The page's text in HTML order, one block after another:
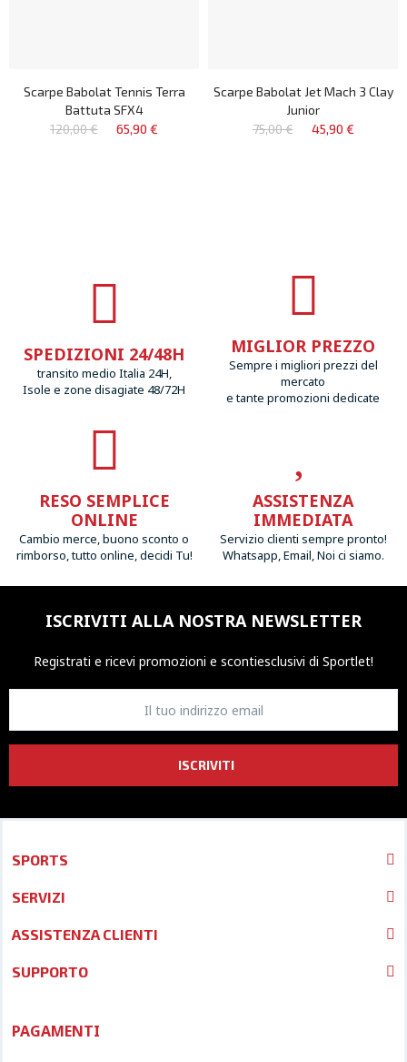
Scarpe Babolat Tennis Terra
Battuta SFX4
120,00 €
65,90 €
Scarpe Babolat Jet Mach 3 Clay
Junior
75,00 €
45,90 €
SPEDIZIONI 24/48H
transito medio Italia 24H,
Isole e zone disagiate 48/72H
MIGLIOR PREZZO
Sempre i migliori prezzi del
mercato
e tante promozioni dedicate
RESO SEMPLICE
ONLINE
Cambio merce, buono sconto o
rimborso, tutto online, decidi Tu!
ASSISTENZA
IMMEDIATA
Servizio clienti sempre pronto!
Whatsapp, Email, Noi ci siamo.
ISCRIVITI ALLA NOSTRA NEWSLETTER
Registrati e ricevi promozioni e scontiesclusivi di Sportlet!
ISCRIVITI
SPORTS
SERVIZI
ASSISTENZA CLIENTI
SUPPORTO
PAGAMENTI